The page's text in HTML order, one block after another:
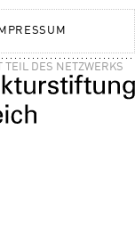
TEIL DES NETZWERKS